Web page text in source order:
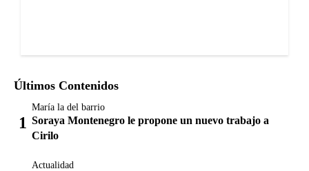
Últimos Contenidos
María la del barrio
Soraya Montenegro le propone un nuevo trabajo a
Cirilo
Actualidad